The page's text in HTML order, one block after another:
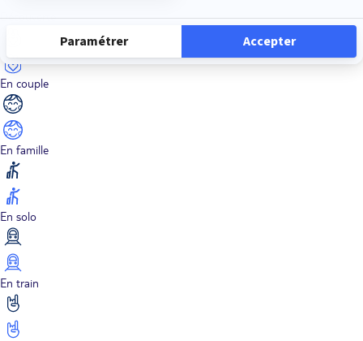
Découverte
En couple
En famille
En solo
En train